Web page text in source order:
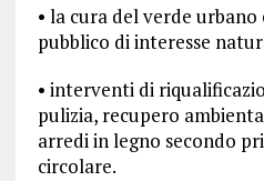
• la cura del verde
pubblico di interesse
• interventi di
pulizia, recupero
arredi in legno secondo
circolare.